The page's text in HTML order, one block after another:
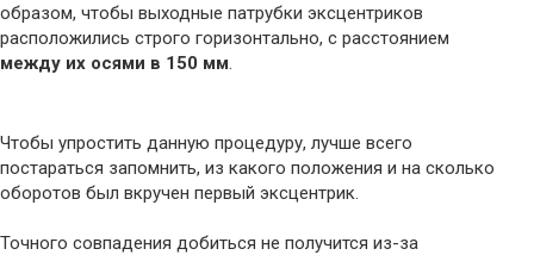
образом, чтобы выходные патрубки эксцентриков
расположились строго горизонтально, с расстоянием
между их осями в 150 мм.
Чтобы упростить данную процедуру, лучше всего
постараться запомнить, из какого положения и на сколько
оборотов был вкручен первый эксцентрик.
Точного совпадения добиться не получится из-за